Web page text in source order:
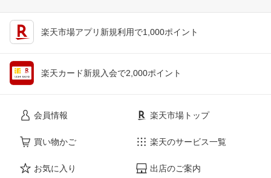
楽天市場アプリ新規利用で1,000ポイント
楽天カード新規入会で2,000ポイント
会員情報
買い物かご
お気に入り
楽天市場トップ
楽天のサービス一覧
出店のご案内